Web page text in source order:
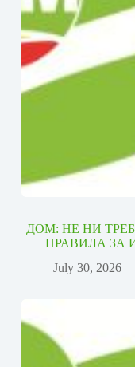
ДОМ: НЕ НИ
ПРАВИЛА ЗА
July 30, 2026